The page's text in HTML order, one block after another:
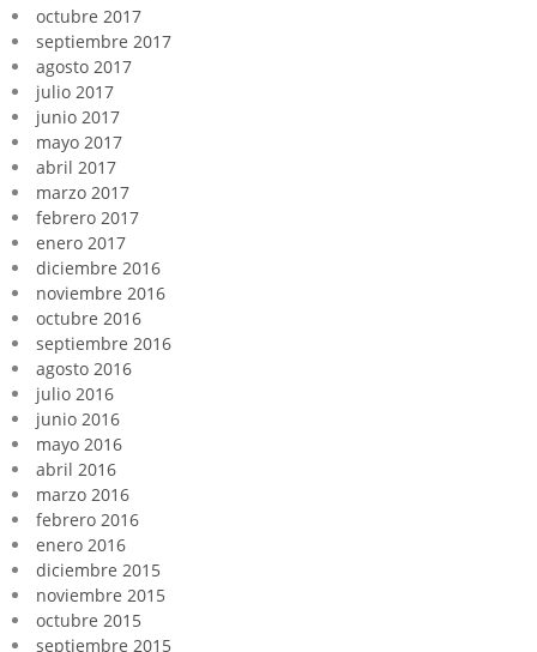
octubre 2017
septiembre 2017
agosto 2017
julio 2017
junio 2017
mayo 2017
abril 2017
marzo 2017
febrero 2017
enero 2017
diciembre 2016
noviembre 2016
octubre 2016
septiembre 2016
agosto 2016
julio 2016
junio 2016
mayo 2016
abril 2016
marzo 2016
febrero 2016
enero 2016
diciembre 2015
noviembre 2015
octubre 2015
septiembre 2015